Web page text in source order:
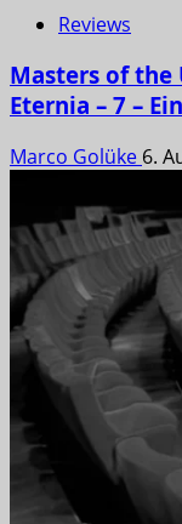
Reviews
Masters of the
Eternia – 7 –
Marco Golüke 6.